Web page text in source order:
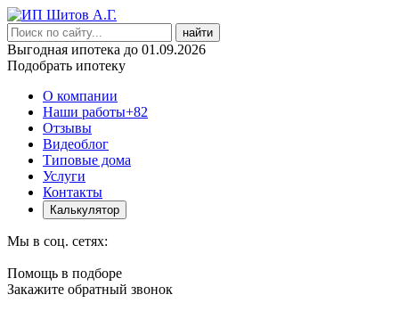
найти
Выгодная ипотека до 01.09.2026
Подобрать ипотеку
О компании
Наши работы+82
Отзывы
Видеоблог
Типовые дома
Услуги
Контакты
Калькулятор
Мы в соц. сетях:
Помощь в подборе
Закажите обратный звонок